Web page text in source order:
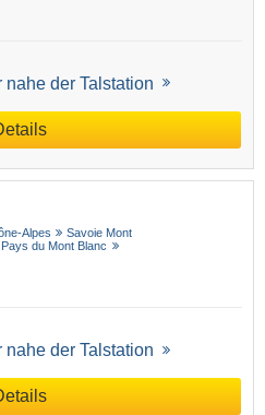
der Talstation
Alpes
Savoie Mont
Pays du Mont Blanc
der Talstation